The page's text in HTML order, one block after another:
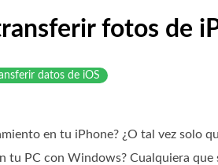
fotos de
datos de iOS
en tu iPhone? ¿O tal vez solo
tu PC con Windows? Cualquiera que